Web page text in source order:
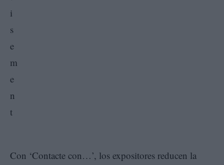
Con ‘Contacte con…’, los expositores reducen la